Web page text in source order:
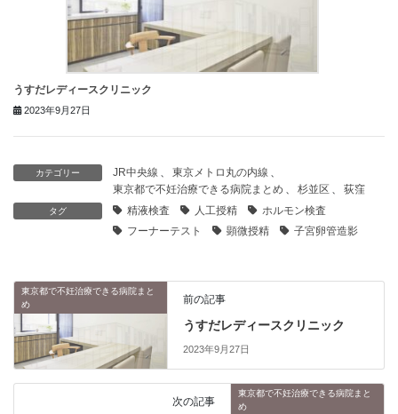
うすだレディースクリニック
2023年9月27日
カテゴリー JR中央線 、 東京メトロ丸の内線 、
東京都で不妊治療できる病院まとめ 、 杉並区 、 荻窪
タグ 精液検査 人工授精
ホルモン検査
フーナーテスト
顕微授精 子宮卵管造影
東京都で不妊治療できる病院まと
め
前の記事
うすだレディースクリニック
2023年9月27日
東京都で不妊治療できる病院まと
め
次の記事